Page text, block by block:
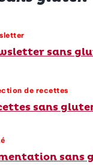
sans
de recettes
sans
sans